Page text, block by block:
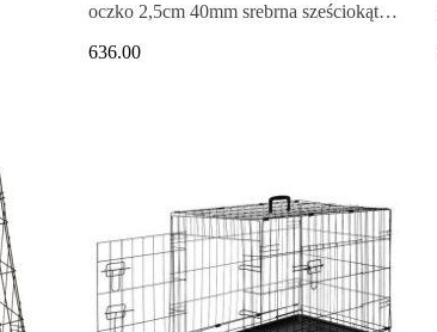
oczko 2,5cm 40mm srebrna sześciokątna
636.00